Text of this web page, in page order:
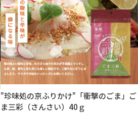
”珍味処の京ふりかけ”「衝撃のごま」ご
ま三彩（さんさい）40ｇ